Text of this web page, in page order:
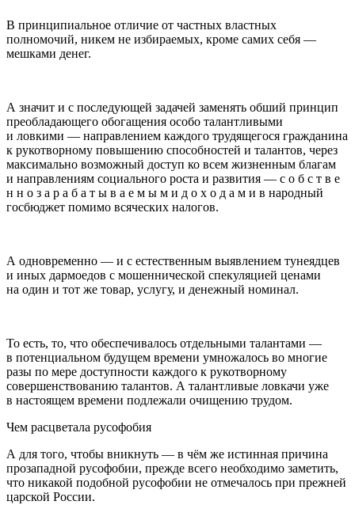
В принципиальное отличие от частных властных
полномочий, никем не избираемых, кроме самих себя —
мешками денег.
А значит и с последующей задачей заменять обший принцип
преобладающего обогащения особо талантливыми
и ловкими — направлением каждого трудящегося гражданина
к рукотворному повышению способностей и талантов, через
максимально возможный доступ ко всем жизненным благам
и направлениям социального роста и развития — с о б с т в е
н н о з а р а б а т ы в а е м ы м и д о х о д а м и в народный
госбюджет помимо всяческих налогов.
А одновременно — и с естественным выявлением тунеядцев
и иных дармоедов с мошеннической спекуляцией ценами
на один и тот же товар, услугу, и денежный номинал.
То есть, то, что обеспечивалось отдельными талантами —
в потенциальном будущем времени умножалось во многие
разы по мере доступности каждого к рукотворному
совершенствованию талантов. А талантливые ловкачи уже
в настоящем времени подлежали очищению трудом.
Чем расцветала русофобия
А для того, чтобы вникнуть — в чём же истинная причина
прозападной русофобии, прежде всего необходимо заметить,
что никакой подобной русофобии не отмечалось при прежней
царской России.